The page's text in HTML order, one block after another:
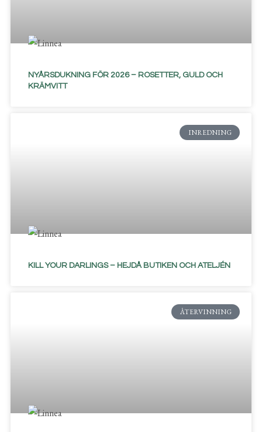
NYÅRSDUKNING FÖR 2026 – ROSETTER, GULD OCH
KRÄMVITT
INREDNING
KILL YOUR DARLINGS – HEJDÅ BUTIKEN OCH ATELJÉN
ÅTERVINNING